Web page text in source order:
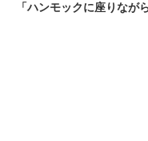
「ハンモックに座りなが